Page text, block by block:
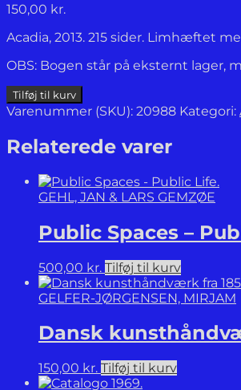
150,00 kr.
Acadia, 2013. 215 sider. Limhæftet
OBS: Bogen står på eksternt lager,
Unconventional
Computing:
Methods
for
Architecture.
Tilføj til kurv
Varenummer (SKU): 20988 Kategori:
Relaterede varer
GEHL, JAN & LARS GEMZØE
Public Spaces –
500,00 kr. Tilføj til kurv
GELFER-JØRGENSEN, MIRJAM
Dansk
150,00 kr. Tilføj til kurv